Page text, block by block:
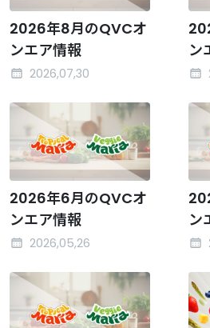
2026年8月のQVCオ
ンエア情報
2026,07,30
ン
2026年6月のQVCオ
ンエア情報
2026,05,26
ン